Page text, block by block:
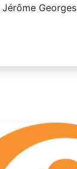
Georges